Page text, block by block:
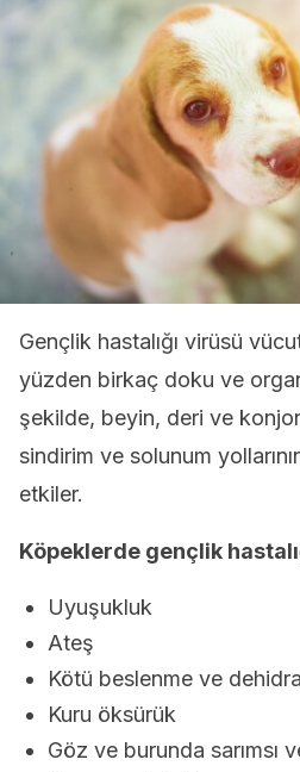
Gençlik hastalığı virüsü
yüzden birkaç doku ve
şekilde, beyin, deri ve
sindirim ve solunum
etkiler.
Köpeklerde gençlik
Uyuşukluk
Ateş
Kötü beslenme ve
Kuru öksürük
Göz ve burunda sarımsı